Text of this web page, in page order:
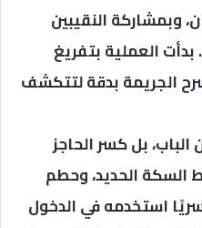
وبمشاركة النقيبين
العملية بتفريغ
الجريمة بدقة لتتكشف
بل كسر الحاجز
السكة الحديد، وحطم
استخدمه في الدخول